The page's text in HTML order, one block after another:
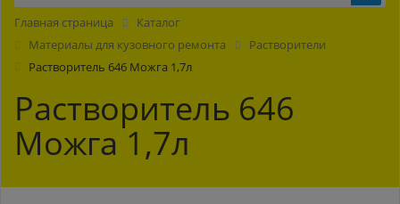
Главная страница
Каталог
Материалы для кузовного ремонта
Растворители
Растворитель 646 Можга 1,7л
Растворитель 646
Можга 1,7л